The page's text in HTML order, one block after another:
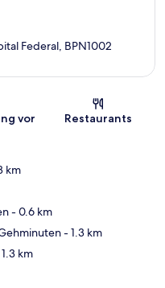
Federal, BPN1002
vor
Restaurants
km
- 0.6 km
- 1.3 km
km